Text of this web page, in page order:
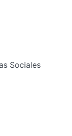
Sociales